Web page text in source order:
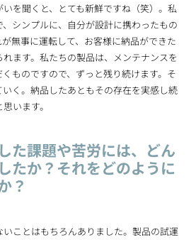
を聞くと、とても新鮮ですね（笑）。私
シンプルに、自分が設計に携わったもの
無事に運転して、お客様に納品ができた
ます。私たちの製品は、メンテナンスを
ものですので、ずっと残り続けます。そ
く。納品したあともその存在を実感し続
います。
た課題や苦労には、どん
たか？それをどのように
？
いことはもちろんありました。製品の試運